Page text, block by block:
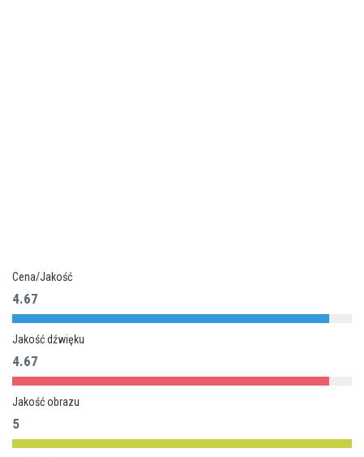
Cena/Jakość
4.67
Jakość dźwięku
4.67
Jakość obrazu
5